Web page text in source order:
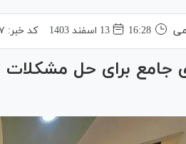
16:28 13 اسفند 1403 کد خبر:
جامع برای حل